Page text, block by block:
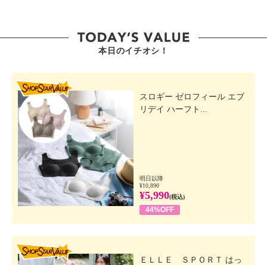
本日のイチオシ！
スロギー ゼロフィール エブ
リデイ ハーフト...
明日以降
¥10,890
¥5,990(税込)
44%OFF
ＥＬＬＥ ＳＰＯＲＴ はっ